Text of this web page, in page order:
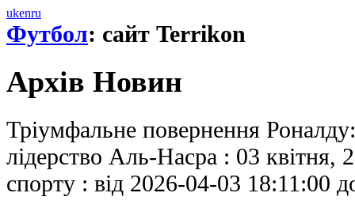
ukenru
Футбол: сайт Terrikon
Архів Новин
Тріумфальне повернення
лідерство Аль-Насра : 03
спорту : від 2026-04-03 18:11:00